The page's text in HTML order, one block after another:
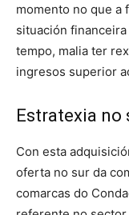
momento no que a
situación
tempo, malia ter
ingresos superior
Estratexia no
Con esta
oferta no sur da
comarcas do